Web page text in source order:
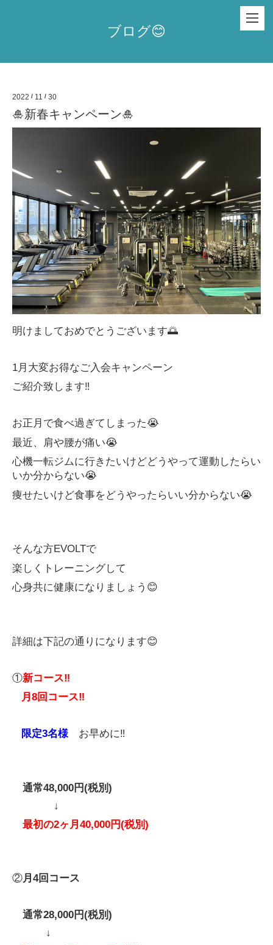
ブログ😊
2022 / 11 / 30
🎍新春キャンペーン🎍
明けましておめでとうございます🌅
1月大変お得なご入会キャンペーン
ご紹介致します‼️
お正月で食べ過ぎてしまった😭
最近、肩や腰が痛い😭
心機一転ジムに行きたいけどどうやって運動したらい
いか分からない😭
痩せたいけど食事をどうやったらいい分からない😭
そんな方EVOLTで
楽しくトレーニングして
心身共に健康になりましょう😊
詳細は下記の通りになります😊
①新コース‼️
月8回コース‼️
限定3名様お早めに‼️
通常48,000円(税別)
↓
最初の2ヶ月40,000円(税別)
②月4回コース
通常28,000円(税別)
↓